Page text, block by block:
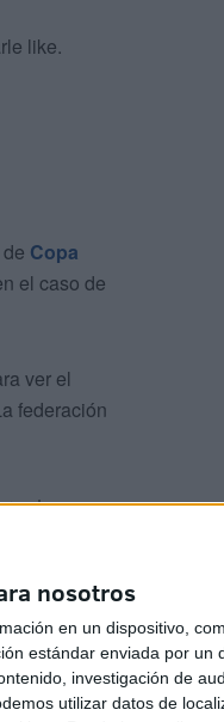
nosotros
en un dispositivo,
estándar enviada por un
investigación de
utilizar datos de
like.
Copa
el caso de
ver el
federación
este
de Ceuta